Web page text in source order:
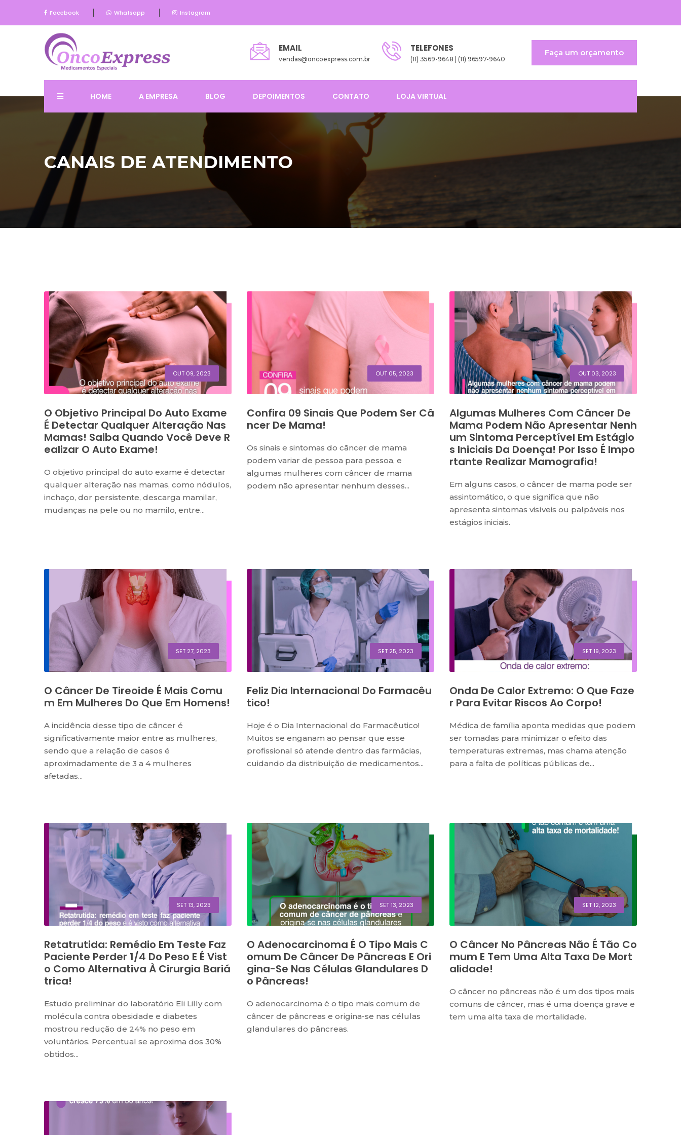
Facebook Whatsapp Instagram
EMAIL
vendas@oncoexpress.com.br
TELEFONES
(11) 3569-9648 | (11) 96597-9640
Faça um orçamento
HOME A EMPRESA BLOG DEPOIMENTOS CONTATO LOJA VIRTUAL
CANAIS DE ATENDIMENTO
OUT 09, 2023
O Objetivo Principal Do Auto Exame
É Detectar Qualquer Alteração Nas
Mamas! Saiba Quando Você Deve R
Ealizar O Auto Exame!
O objetivo principal do auto exame é detectar
qualquer alteração nas mamas, como nódulos,
inchaço, dor persistente, descarga mamilar,
mudanças na pele ou no mamilo, entre...
OUT 05, 2023
Confira 09 Sinais Que Podem Ser Câ
Ncer De Mama!
Os sinais e sintomas do câncer de mama
podem variar de pessoa para pessoa, e
algumas mulheres com câncer de mama
podem não apresentar nenhum desses...
OUT 03, 2023
Algumas Mulheres Com Câncer De
Mama Podem Não Apresentar Nenh
Um Sintoma Perceptível Em Estágio
S Iniciais Da Doença! Por Isso É Impo
Rtante Realizar Mamografia!
Em alguns casos, o câncer de mama pode ser
assintomático, o que significa que não
apresenta sintomas visíveis ou palpáveis nos
estágios iniciais.
SET 27, 2023
O Câncer De Tireoide É Mais Comu
M Em Mulheres Do Que Em Homens!
A incidência desse tipo de câncer é
significativamente maior entre as mulheres,
sendo que a relação de casos é
aproximadamente de 3 a 4 mulheres
afetadas...
SET 25, 2023
Feliz Dia Internacional Do Farmacêu
Tico!
Hoje é o Dia Internacional do Farmacêutico!
Muitos se enganam ao pensar que esse
profissional só atende dentro das farmácias,
cuidando da distribuição de medicamentos...
SET 19, 2023
Onda De Calor Extremo: O Que Faze
R Para Evitar Riscos Ao Corpo!
Médica de família aponta medidas que podem
ser tomadas para minimizar o efeito das
temperaturas extremas, mas chama atenção
para a falta de políticas públicas de...
SET 13, 2023
Retatrutida: Remédio Em Teste Faz
Paciente Perder 1/4 Do Peso E É Vist
O Como Alternativa À Cirurgia Bariá
Trica!
Estudo preliminar do laboratório Eli Lilly com
molécula contra obesidade e diabetes
mostrou redução de 24% no peso em
voluntários. Percentual se aproxima dos 30%
obtidos...
SET 13, 2023
O Adenocarcinoma É O Tipo Mais C
Omum De Câncer De Pâncreas E Ori
Gina-Se Nas Células Glandulares D
O Pâncreas!
O adenocarcinoma é o tipo mais comum de
câncer de pâncreas e origina-se nas células
glandulares do pâncreas.
SET 12, 2023
O Câncer No Pâncreas Não É Tão Co
Mum E Tem Uma Alta Taxa De Mort
Alidade!
O câncer no pâncreas não é um dos tipos mais
comuns de câncer, mas é uma doença grave e
tem uma alta taxa de mortalidade.